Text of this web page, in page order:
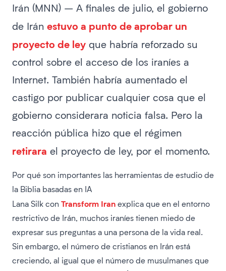
Irán (MNN) – A finales de julio, el gobierno
de Irán estuvo a punto de aprobar un
proyecto de ley que habría reforzado su
control sobre el acceso de los iraníes a
Internet. También habría aumentado el
castigo por publicar cualquier cosa que el
gobierno considerara noticia falsa. Pero la
reacción pública hizo que el régimen
retirara el proyecto de ley, por el momento.
Por qué son importantes las herramientas de estudio de
la Biblia basadas en IA
Lana Silk con Transform Iranexplica que en el entorno
restrictivo de Irán, muchos iraníes tienen miedo de
expresar sus preguntas a una persona de la vida real.
Sin embargo, el número de cristianos en Irán está
creciendo, al igual que el número de musulmanes que